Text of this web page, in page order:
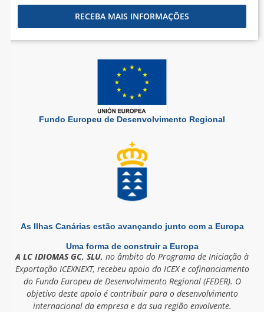
RECEBA MAIS INFORMAÇÕES
Fundo Europeu de Desenvolvimento Regional
As Ilhas Canárias estão avançando junto com a Europa
Uma forma de construir a Europa
A LC IDIOMAS GC, SLU, no âmbito do Programa de Iniciação à
Exportação ICEXNEXT, recebeu apoio do ICEX e cofinanciamento
do Fundo Europeu de Desenvolvimento Regional (FEDER). O
objetivo deste apoio é contribuir para o desenvolvimento
internacional da empresa e da sua região envolvente.